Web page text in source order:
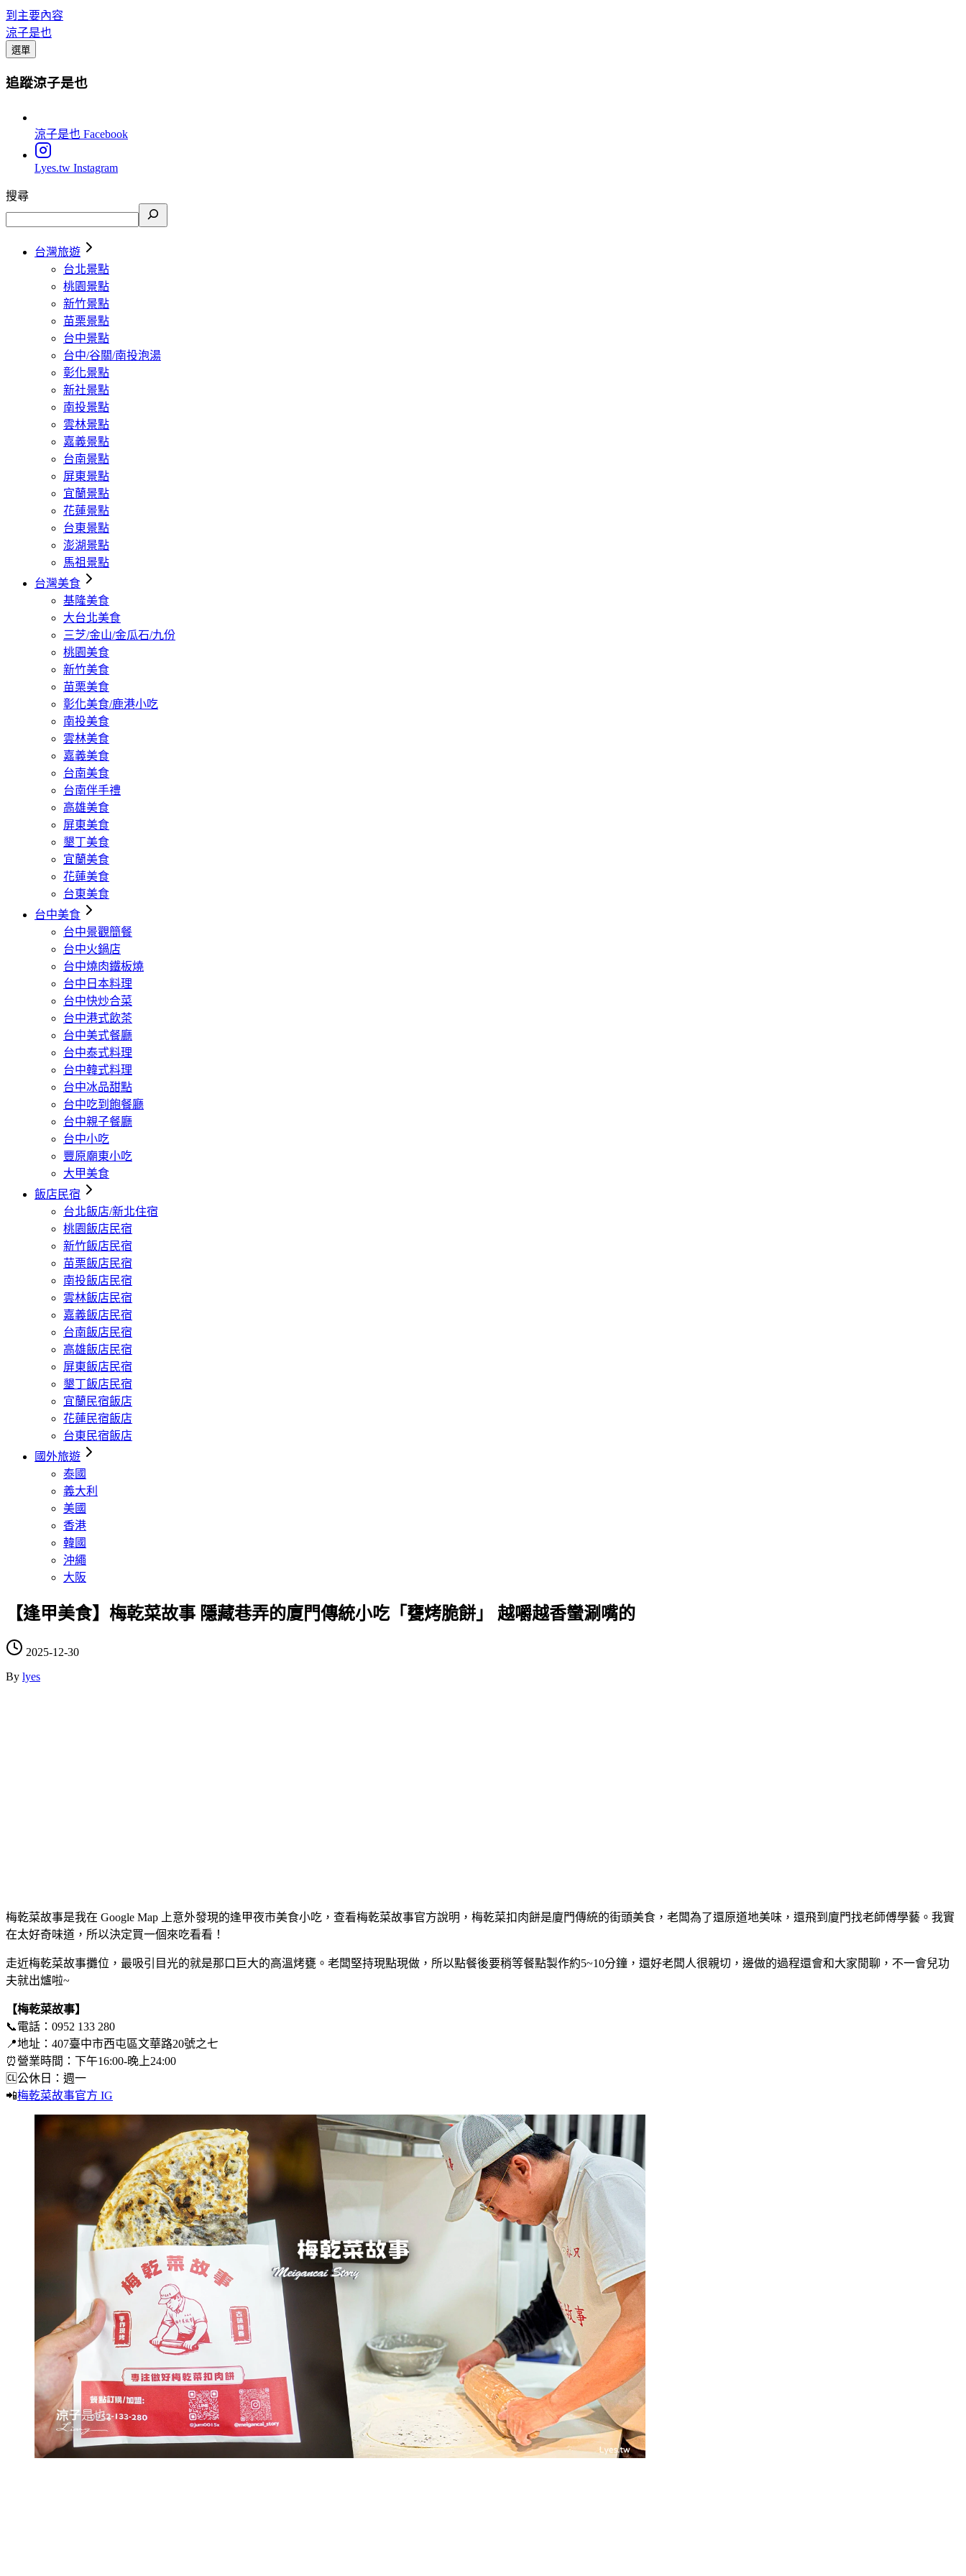
到主要內容
涼子是也
選單
追蹤涼子是也
涼子是也 Facebook
Lyes.tw Instagram
搜尋
台灣旅遊
台北景點
桃園景點
新竹景點
苗栗景點
台中景點
台中/谷關/南投泡湯
彰化景點
新社景點
南投景點
雲林景點
嘉義景點
台南景點
屏東景點
宜蘭景點
花蓮景點
台東景點
澎湖景點
馬祖景點
台灣美食
基隆美食
大台北美食
三芝/金山/金瓜石/九份
桃園美食
新竹美食
苗栗美食
彰化美食/鹿港小吃
南投美食
雲林美食
嘉義美食
台南美食
台南伴手禮
高雄美食
屏東美食
墾丁美食
宜蘭美食
花蓮美食
台東美食
台中美食
台中景觀簡餐
台中火鍋店
台中燒肉鐵板燒
台中日本料理
台中快炒合菜
台中港式飲茶
台中美式餐廳
台中泰式料理
台中韓式料理
台中冰品甜點
台中吃到飽餐廳
台中親子餐廳
台中小吃
豐原廟東小吃
大甲美食
飯店民宿
台北飯店/新北住宿
桃園飯店民宿
新竹飯店民宿
苗栗飯店民宿
南投飯店民宿
雲林飯店民宿
嘉義飯店民宿
台南飯店民宿
高雄飯店民宿
屏東飯店民宿
墾丁飯店民宿
宜蘭民宿飯店
花蓮民宿飯店
台東民宿飯店
國外旅遊
泰國
義大利
美國
香港
韓國
沖繩
大阪
【逢甲美食】梅乾菜故事 隱藏巷弄的廈門傳統小吃「甕烤脆餅」 越嚼越香蠻涮嘴的
2025-12-30
By lyes
梅乾菜故事是我在 Google Map 上意外發現的逢甲夜市美食小吃，查看梅乾菜故事官方說明，梅乾菜扣肉餅是廈門傳統的街頭美食，老闆為了還原道地美味，還飛到廈門找老師傅學藝。我實
在太好奇味道，所以決定買一個來吃看看！
走近梅乾菜故事攤位，最吸引目光的就是那口巨大的高溫烤甕。老闆堅持現點現做，所以點餐後要稍等餐點製作約5~10分鐘，還好老闆人很親切，邊做的過程還會和大家閒聊，不一會兒功
夫就出爐啦~
【梅乾菜故事】
📞電話：0952 133 280
📍地址：407臺中市西屯區文華路20號之七
⏰營業時間：下午16:00-晚上24:00
🆑公休日：週一
📲梅乾菜故事官方 IG